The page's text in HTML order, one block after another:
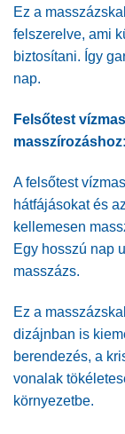
Ez a
felszerelve, ami
biztosítani. Így
nap.
Felsőtest
A felsőtest
hátfájásokat és
kellemesen
Egy hosszú nap
masszázs.
Ez a
dizájnban is
berendezés, a
vonalak
környezetbe.